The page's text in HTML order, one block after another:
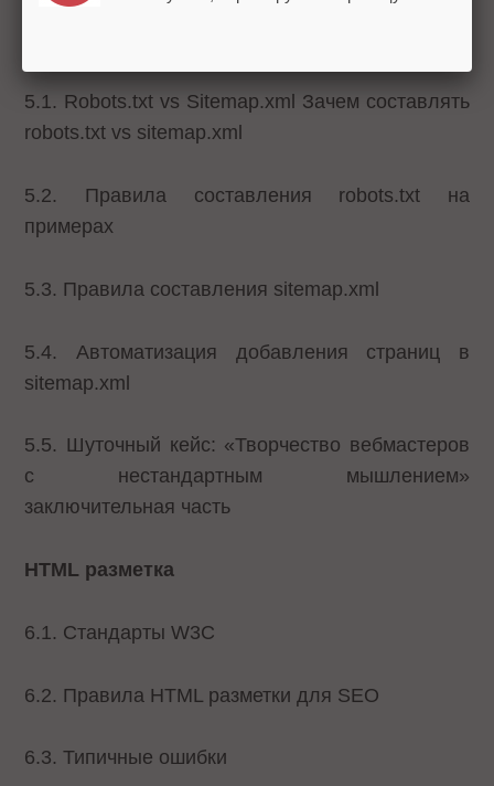
5.1. Robots.txt vs Sitemap.xml Зачем составлять
robots.txt vs sitemap.xml
5.2. Правила составления robots.txt на
примерах
5.3. Правила составления sitemap.xml
5.4. Автоматизация добавления страниц в
sitemap.xml
5.5. Шуточный кейс: «Творчество вебмастеров
с нестандартным мышлением»
заключительная часть
HTML разметка
6.1. Стандарты W3C
6.2. Правила HTML разметки для SEO
6.3. Типичные ошибки